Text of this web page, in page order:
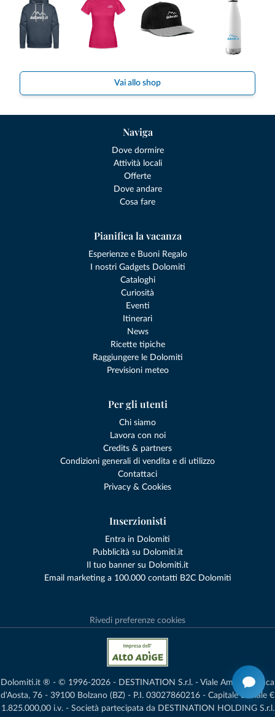
Vai allo shop
Naviga
Dove dormire
Attività locali
Offerte
Dove andare
Cosa fare
Pianifica la vacanza
Esperienze e Buoni Regalo
I nostri Gadgets Dolomiti
Cataloghi
Curiosità
Eventi
Itinerari
News
Ricette tipiche
Raggiungere le Dolomiti
Previsioni meteo
Per gli utenti
Chi siamo
Lavora con noi
Credits & partners
Condizioni generali di vendita e di utilizzo
Contattaci
Privacy & Cookies
Inserzionisti
Entra in Dolomiti
Pubblicità su Dolomiti.it
Il tuo banner su Dolomiti.it
Email marketing a 100.000 contatti B2C Dolomiti
Rivedi preferenze cookies
Dolomiti.it ® - © 1996-2026 - DESTINATION S.r.l. - Viale Amedeo Duca
d'Aosta, 76 - 39100 Bolzano (BZ) - P.I. 03027860216 - Capitale Sociale €
1.825.000,00 i.v. - Società partecipata da DESTINATION HOLDING S.r.l.